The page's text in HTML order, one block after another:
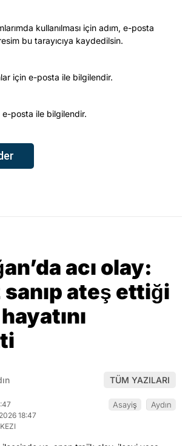
kullanılması için adım, e-posta
bu tarayıcıya kaydedilsin.
için e-posta ile bilgilendir.
e-posta ile bilgilendir.
acı olay:
ateş ettiği
TÜM YAZILARI
18:47
Asayiş Aydın